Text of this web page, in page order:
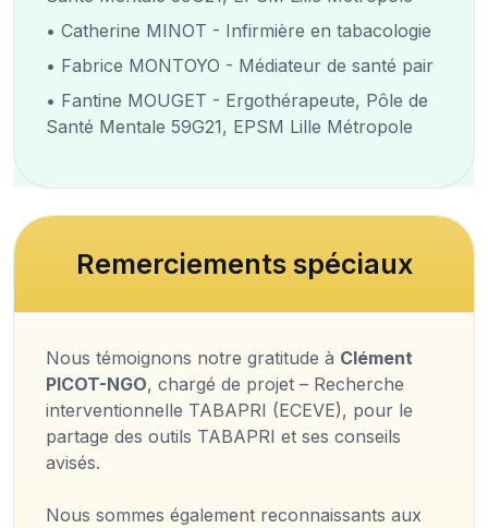
• Catherine MINOT - Infirmière en tabacologie
• Fabrice MONTOYO - Médiateur de santé pair
• Fantine MOUGET - Ergothérapeute, Pôle de
Santé Mentale 59G21, EPSM Lille Métropole
Remerciements spéciaux
Nous témoignons notre gratitude à Clément
PICOT-NGO, chargé de projet – Recherche
interventionnelle TABAPRI (ECEVE), pour le
partage des outils TABAPRI et ses conseils
avisés.
Nous sommes également reconnaissants aux